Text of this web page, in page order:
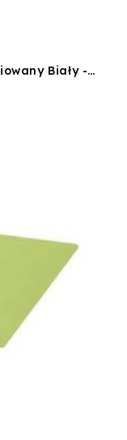
Weber & Weber - Podkład Podfoliowany Biały - 60x50